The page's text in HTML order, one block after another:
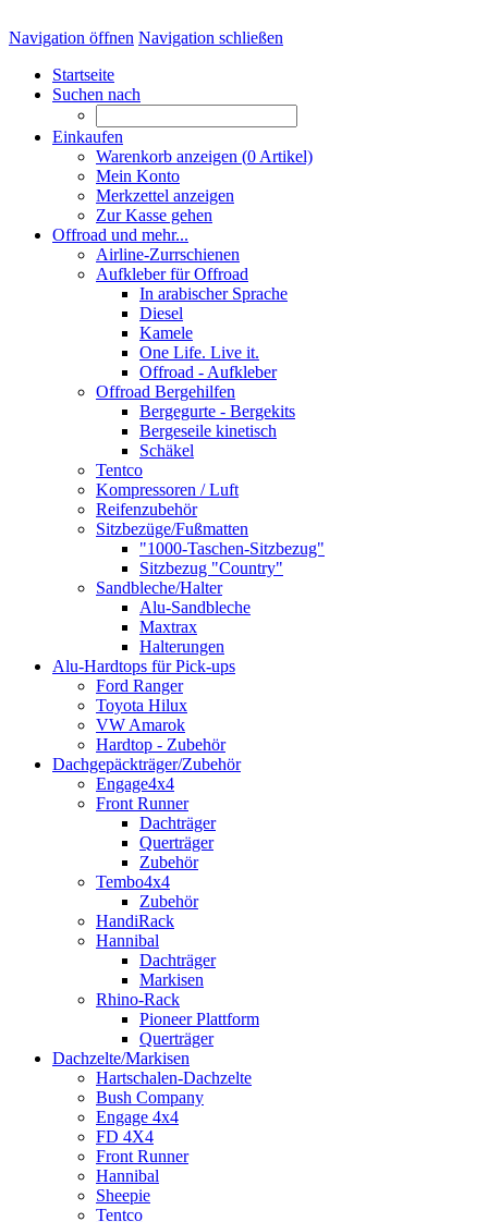
Navigation öffnen Navigation schließen
Startseite
Suchen nach
Einkaufen
Warenkorb anzeigen (0 Artikel)
Mein Konto
Merkzettel anzeigen
Zur Kasse gehen
Offroad und mehr...
Airline-Zurrschienen
Aufkleber für Offroad
In arabischer Sprache
Diesel
Kamele
One Life. Live it.
Offroad - Aufkleber
Offroad Bergehilfen
Bergegurte - Bergekits
Bergeseile kinetisch
Schäkel
Tentco
Kompressoren / Luft
Reifenzubehör
Sitzbezüge/Fußmatten
"1000-Taschen-Sitzbezug"
Sitzbezug "Country"
Sandbleche/Halter
Alu-Sandbleche
Maxtrax
Halterungen
Alu-Hardtops für Pick-ups
Ford Ranger
Toyota Hilux
VW Amarok
Hardtop - Zubehör
Dachgepäckträger/Zubehör
Engage4x4
Front Runner
Dachträger
Querträger
Zubehör
Tembo4x4
Zubehör
HandiRack
Hannibal
Dachträger
Markisen
Rhino-Rack
Pioneer Plattform
Querträger
Dachzelte/Markisen
Hartschalen-Dachzelte
Bush Company
Engage 4x4
FD 4X4
Front Runner
Hannibal
Sheepie
Tentco